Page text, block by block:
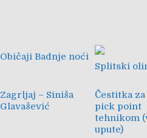
Običaji Badnje noći
Splitski
Zagrljaj – Siniša
Glavašević
Čestitka
pick point
tehnikom
upute)